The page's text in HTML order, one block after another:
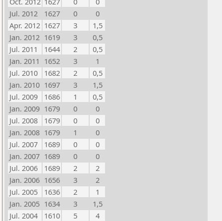
Jul. 2012
1627 0
0
Apr. 2012 1627 3
1,5
Jan. 2012 1619 3
0,5
Jul. 2011
1644 2
0,5
Jan. 2011 1652 3
1
Jul. 2010
1682 2
0,5
Jan. 2010 1697 3
1,5
Jul. 2009
1686 1
0,5
Jan. 2009 1679 0
0
Jul. 2008
1679 0
0
Jan. 2008 1679 1
0
Jul. 2007
1689 0
0
Jan. 2007 1689 0
0
Jul. 2006
1689 2
2
Jan. 2006 1656 3
2
Jul. 2005
1636 2
1
Jan. 2005 1634 3
1,5
Jul. 2004
1610 5
4